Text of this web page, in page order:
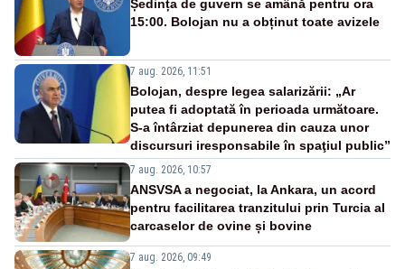
Ședința de guvern se amână pentru ora
15:00. Bolojan nu a obținut toate avizele
7 aug. 2026, 11:51
Bolojan, despre legea salarizării: „Ar
putea fi adoptată în perioada următoare.
S-a întârziat depunerea din cauza unor
discursuri iresponsabile în spaţiul public”
7 aug. 2026, 10:57
ANSVSA a negociat, la Ankara, un acord
pentru facilitarea tranzitului prin Turcia al
carcaselor de ovine și bovine
7 aug. 2026, 09:49